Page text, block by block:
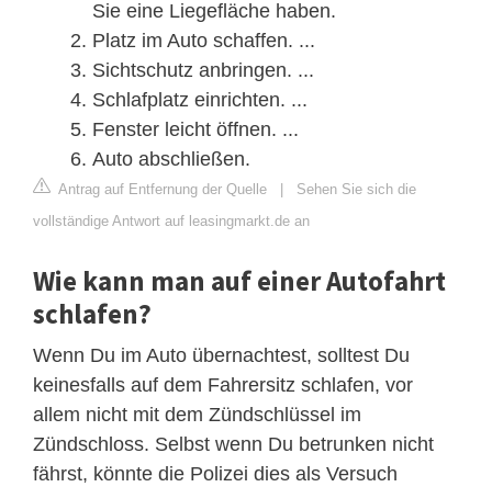
Sie eine Liegefläche haben.
Platz im Auto schaffen. ...
Sichtschutz anbringen. ...
Schlafplatz einrichten. ...
Fenster leicht öffnen. ...
Auto abschließen.
Antrag auf Entfernung der Quelle
Sehen Sie sich die
vollständige Antwort auf leasingmarkt.de an
Wie kann man auf einer Autofahrt
schlafen?
Wenn Du im Auto übernachtest, solltest Du
keinesfalls auf dem Fahrersitz schlafen, vor
allem nicht mit dem Zündschlüssel im
Zündschloss. Selbst wenn Du betrunken nicht
fährst, könnte die Polizei dies als Versuch